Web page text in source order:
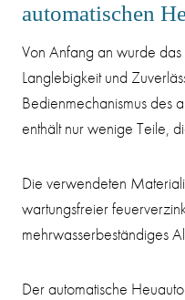
automatischen
Von Anfang an wurde das
Langlebigkeit und
Bedienmechanismus des
enthält nur wenige Teile,
Die verwendeten
wartungsfreier
mehrwasserbeständiges
Der automatische